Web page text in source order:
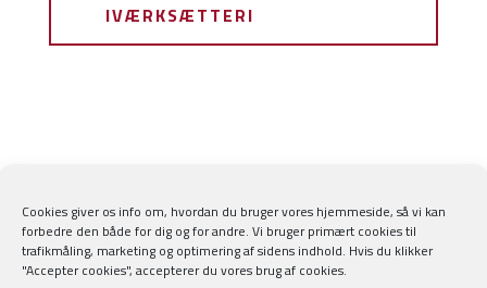
Cookies giver os info om, hvordan du bruger vores hjemmeside, så vi kan
forbedre den både for dig og for andre. Vi bruger primært cookies til
trafikmåling, marketing og optimering af sidens indhold. Hvis du klikker
"Accepter cookies", accepterer du vores brug af cookies.
IVÆRKSÆTTERI